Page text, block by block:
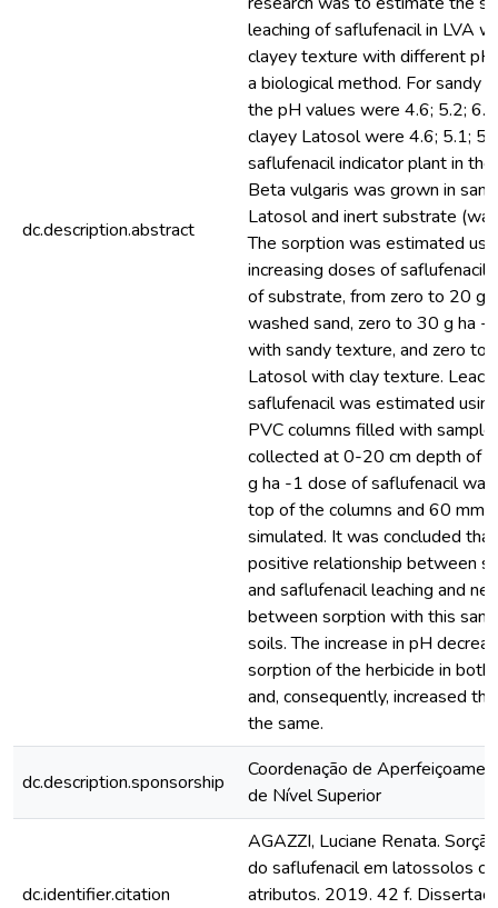
dc.description.abstract
leaching of saflufenacil in LVA
clayey texture with different pH
a biological method. For sandy
the pH values were 4.6; 5.2;
clayey Latosol were 4.6; 5.1;
saflufenacil indicator plant in
Beta vulgaris was grown in
Latosol and inert substrate
The sorption was estimated
increasing doses of saflufenacil
of substrate, from zero to 20 g
washed sand, zero to 30 g ha -
with sandy texture, and zero to
Latosol with clay texture.
saflufenacil was estimated
PVC columns filled with
collected at 0-20 cm depth of
g ha -1 dose of saflufenacil
top of the columns and 60 mm
simulated. It was concluded
positive relationship between
and saflufenacil leaching and
between sorption with this
soils. The increase in pH
sorption of the herbicide in
and, consequently, increased
the same.
dc.description.sponsorship
Coordenação de
de Nível Superior
dc.identifier.citation
AGAZZI, Luciane Renata.
do saflufenacil em latossolos
atributos. 2019. 42 f.